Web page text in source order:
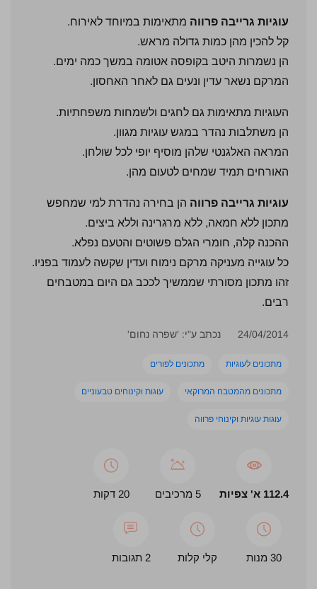
עוגיות גרייבה פרווה מתאימות במיוחד לאירוח.
קל להכין מהן כמות גדולה מראש.
הן נשמרות היטב בקופסה אטומה במשך כמה ימים.
המרקם נשאר עדין ונעים גם לאחר האחסון.
העוגיות מתאימות גם לחגים ולשמחות משפחתיות.
הן משתלבות נהדר במגש עוגיות מגוון.
המראה האלגנטי שלהן מוסיף יופי לכל שולחן.
האורחים תמיד שמחים לטעום מהן.
עוגיות גרייבה פרווה הן בחירה נהדרת למי שמחפש
מתכון ללא חמאה, ללא מרגרינה וללא ביצים.
ההכנה קלה, חומרי הגלם פשוטים והטעם נפלא.
כל עוגייה מעניקה מרקם נימוח ועדין שקשה לעמוד בפניו.
זהו מתכון מסורתי שממשיך לככב גם היום במטבחים
רבים.
24/04/2014 נכתב ע"י: 'שפרה נחום'
מתכונים לעוגיות מתכונים לפורים
מתכונים מהמטבח המרוקאי עוגות וקינוחים טבעוניים
עוגות עוגיות וקינוחי פרווה
112.4 א' צפיות 5 מרכיבים 20 דקות
30 מנות קלי קלות 2 תגובות